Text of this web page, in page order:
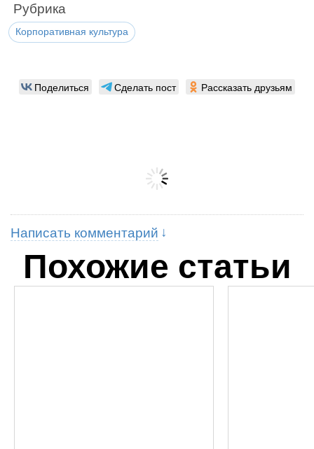
Рубрика
Корпоративная культура
Поделиться Сделать пост Рассказать друзьям
Написать комментарий
Похожие статьи